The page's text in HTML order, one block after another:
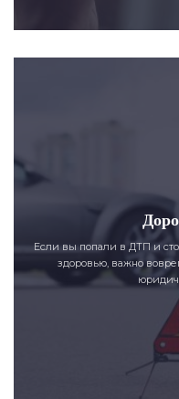
Если вы попали в ДТП и
здоровью, важно